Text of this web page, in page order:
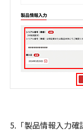
5.「製品情報入力